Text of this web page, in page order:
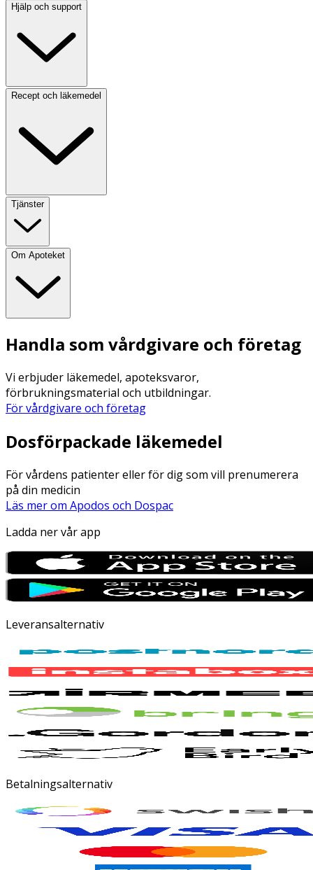
Hjälp och support
Recept och läkemedel
Tjänster
Om Apoteket
Handla som vårdgivare och företag
Vi erbjuder läkemedel, apoteksvaror,
förbrukningsmaterial och utbildningar.
För vårdgivare och företag
Dosförpackade läkemedel
För vårdens patienter eller för dig som vill prenumerera
på din medicin
Läs mer om Apodos och Dospac
Ladda ner vår app
Leveransalternativ
Betalningsalternativ